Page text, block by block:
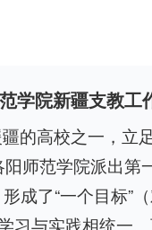
学院新疆支教工
的高校之一，立
师范学院派出
成了“一个目标”
习与实践相统一